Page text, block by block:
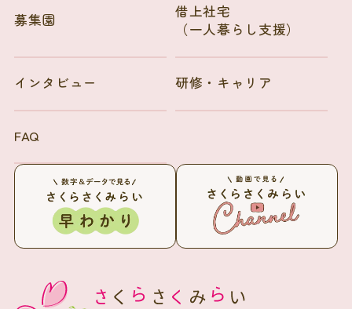
募集園
借上社宅
（一人暮らし支援）
インタビュー 研修・キャリア
FAQ